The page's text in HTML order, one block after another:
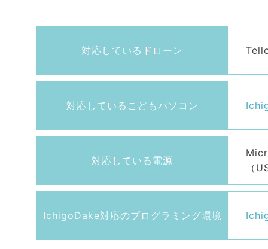
対応しているドローン
対応しているこどもパソコン
対応している電源
（
IchigoDake対応のプログラミング環境